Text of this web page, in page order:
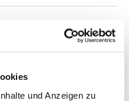
und Anzeigen zu